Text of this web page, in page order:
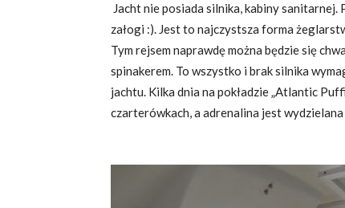
Jacht nie posiada silnika, kabiny
załogi :). Jest to najczystsza forma
Tym rejsem naprawdę można będzie się
spinakerem. To wszystko i brak silnika
jachtu. Kilka dnia na pokładzie „Atlantic
czarterówkach, a adrenalina jest